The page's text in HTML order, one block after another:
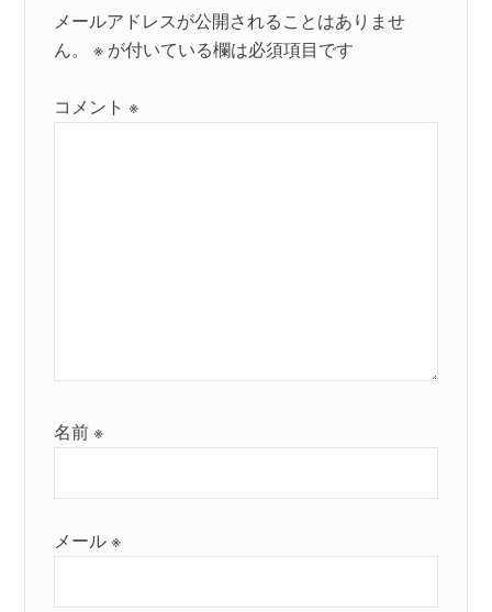
メールアドレスが公開されることはありませ
ん。
※ が付いている欄は必須項目です
コメント※
名前※
メール※